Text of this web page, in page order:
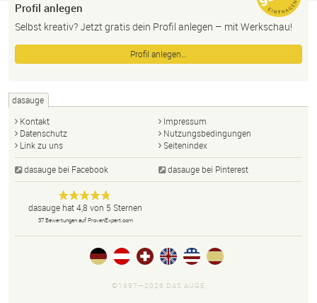
Profil anlegen
Selbst kreativ? Jetzt gratis dein Profil anlegen – mit Werkschau!
Profil anlegen…
dasauge
Kontakt
Impressum
Datenschutz
Nutzungsbedingungen
Link zu uns
Seitenindex
dasauge bei Facebook dasauge bei Pinterest
dasauge
Designer,
Fotografen,
Agenturen,
Portfolios
und Jobs.
Anonym
dasauge hat4,8 von 5 Sternen
37Bewertungen auf ProvenExpert.com
©1997—2026 DAS AUGE